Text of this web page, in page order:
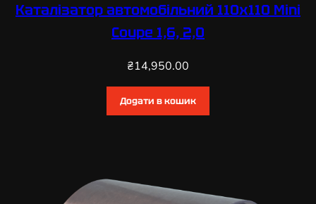
Каталізатор автомобільний 110х110 Mini
Coupe 1,6, 2,0
₴14,950.00
Додати в кошик